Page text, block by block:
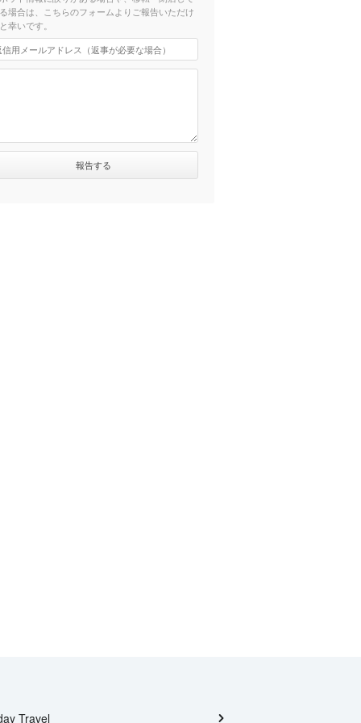
場合は、こちらのフォームよりご報告いただけ
幸いです。
Travel